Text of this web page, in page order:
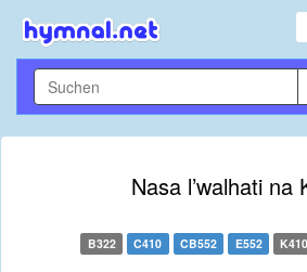
Nasa l’walhati na
B322 C410 CB552 E552 K410